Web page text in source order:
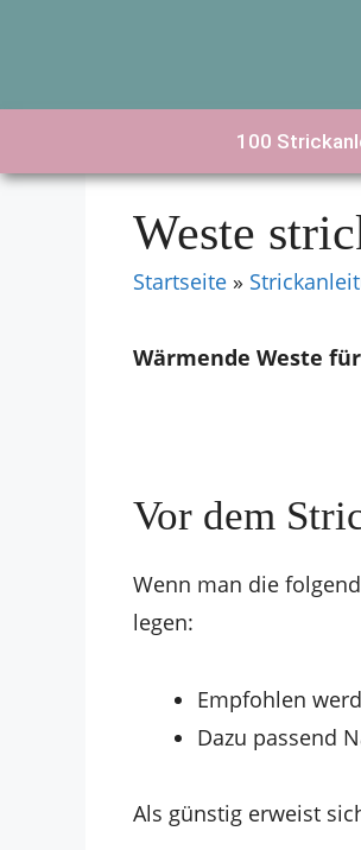
100
Weste
Startseite »
Wärmende Weste
Vor dem
Wenn man die
legen:
Empfohlen
Dazu passend
Als günstig erweist